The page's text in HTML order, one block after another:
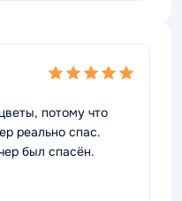
потому что
реально спас.
был спасён.